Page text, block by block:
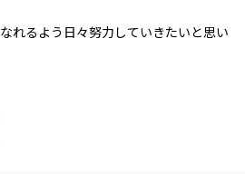
れるよう日々努力していきたいと思い